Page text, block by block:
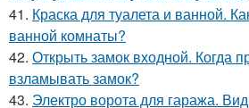
41. Краска для туалета и ванной.
ванной комнаты?
42. Открыть замок входной. Когда
взламывать замок?
43. Электро ворота для гаража.